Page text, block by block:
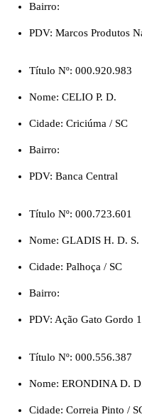
Bairro:
PDV: Marcos Produtos
Título Nº: 000.920.983
Nome: CELIO P. D.
Cidade: Criciúma / SC
Bairro:
PDV: Banca Central
Título Nº: 000.723.601
Nome: GLADIS H. D. S.
Cidade: Palhoça / SC
Bairro:
PDV: Ação Gato Gordo
Título Nº: 000.556.387
Nome: ERONDINA D.
Cidade: Correia Pinto /